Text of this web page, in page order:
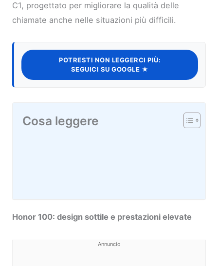
C1, progettato per migliorare la qualità delle
chiamate anche nelle situazioni più difficili.
POTRESTI NON LEGGERCI PIÙ:
SEGUICI SU GOOGLE ★
Cosa leggere
Honor 100: design sottile e prestazioni elevate
Annuncio